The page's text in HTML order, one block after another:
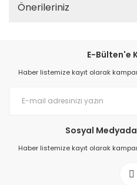
Önerileriniz
E-Bülten'e
Haber listemize kayıt olarak
Sosyal
Haber listemize kayıt olarak